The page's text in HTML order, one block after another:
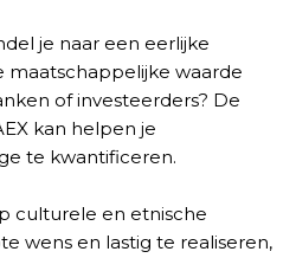
je naar een eerlijke
maatschappelijke waarde
of investeerders? De
kan helpen je
te kwantificeren.
culturele en etnische
wens en lastig te realiseren,